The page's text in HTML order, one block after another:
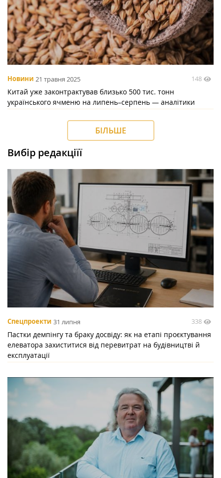
Новини 21 травня 2025 148
Китай уже законтрактував близько 500 тис. тонн
українського ячменю на липень–серпень — аналітики
БІЛЬШЕ
Вибір редакціїї
Спецпроекти 31 липня 338
Пастки демпінгу та браку досвіду: як на етапі проєктування
елеватора захиститися від перевитрат на будівництві й
експлуатації